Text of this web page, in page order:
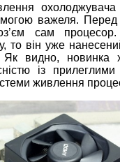
важеля.
сам
то він уже
видно, новинка
із
живлення